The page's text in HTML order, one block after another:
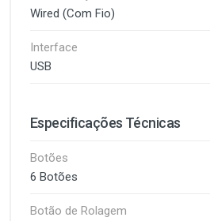
Wired (Com Fio)
Interface
USB
Especificações Técnicas
Botões
6 Botões
Botão de Rolagem